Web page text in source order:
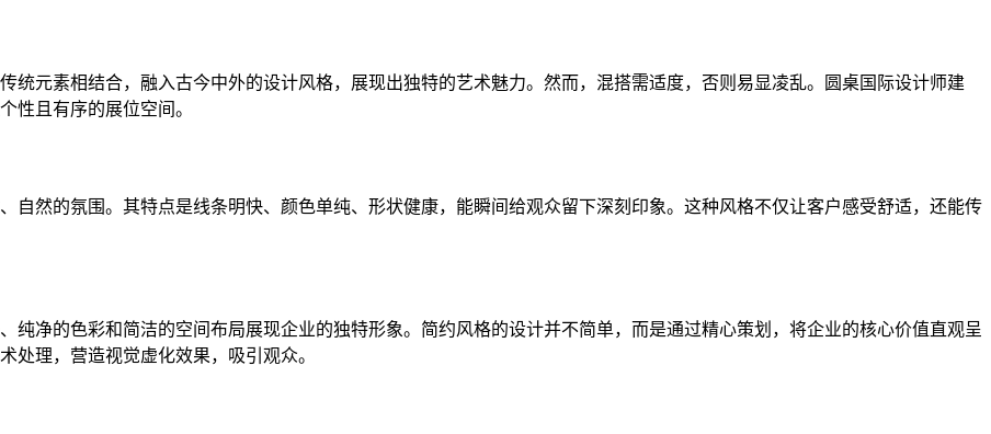
统元素相结合，融入古今中外的设计风格，展现出独特的艺术魅力。然而，混搭需适度，否则易显凌乱。圆桌国际设计师建
性且有序的展位空间。
自然的氛围。其特点是线条明快、颜色单纯、形状健康，能瞬间给观众留下深刻印象。这种风格不仅让客户感受舒适，还能传
纯净的色彩和简洁的空间布局展现企业的独特形象。简约风格的设计并不简单，而是通过精心策划，将企业的核心价值直观呈
处理，营造视觉虚化效果，吸引观众。